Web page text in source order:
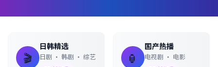
🎬
日韩精选
日剧 · 韩剧 · 综艺 🏮
国产热播
电视剧 · 电影